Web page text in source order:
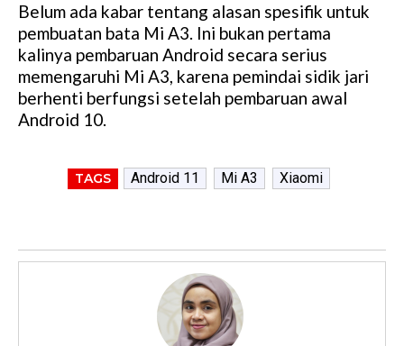
Belum ada kabar tentang alasan spesifik untuk
pembuatan bata Mi A3. Ini bukan pertama
kalinya pembaruan Android secara serius
memengaruhi Mi A3, karena pemindai sidik jari
berhenti berfungsi setelah pembaruan awal
Android 10.
TAGS Android 11 Mi A3 Xiaomi